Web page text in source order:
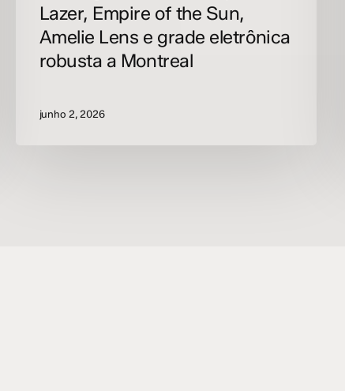
Montreal
Lazer, Empire of the Sun,
Amelie Lens e grade eletrônica
robusta a Montreal
junho 2, 2026